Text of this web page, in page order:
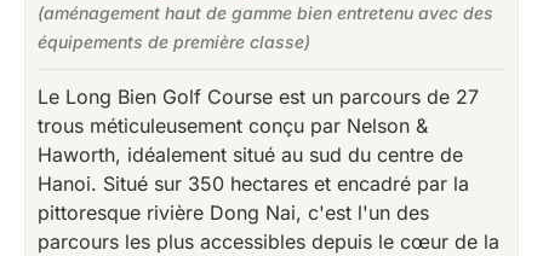
(aménagement haut de gamme bien entretenu avec des
équipements de première classe)
Le Long Bien Golf Course est un parcours de 27
trous méticuleusement conçu par Nelson &
Haworth, idéalement situé au sud du centre de
Hanoi. Situé sur 350 hectares et encadré par la
pittoresque rivière Dong Nai, c'est l'un des
parcours les plus accessibles depuis le cœur de la